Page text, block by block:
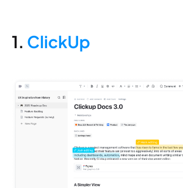
1. ClickUp